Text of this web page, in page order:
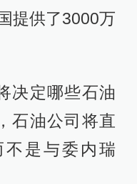
提供了3000万
决定哪些石油
石油公司将直
是与委内瑞